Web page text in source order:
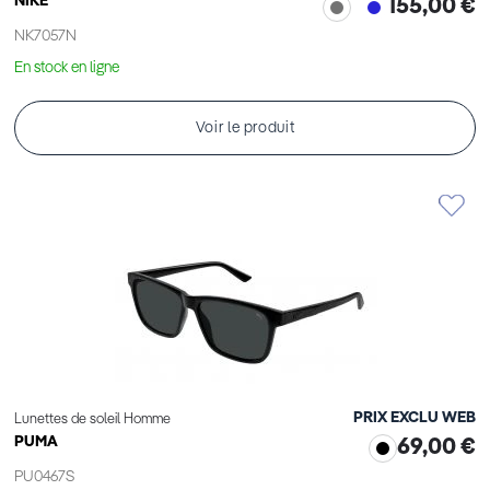
NK7057N
155,00 €
En stock en ligne
Voir le produit
Lunettes de soleil Homme
PUMA
PU0467S
PRIX EXCLU WEB
69,00 €